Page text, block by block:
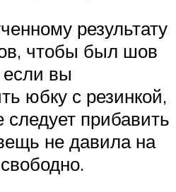
результату
чтобы был шов
если вы
юбку с резинкой,
следует прибавить
не давила на